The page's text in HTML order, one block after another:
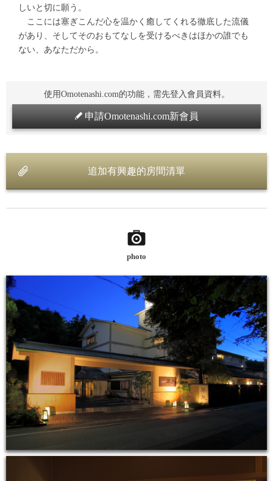
しいと切に願う。
ここには塞ぎこんだ心を温かく癒してくれる徹底した流儀
があり、そしてそのおもてなしを受けるべきはほかの誰でも
ない、あなただから。
使用Omotenashi.com的功能，需先登入會員資料。
申請Omotenashi.com新會員
追加有興趣的房間清單
photo